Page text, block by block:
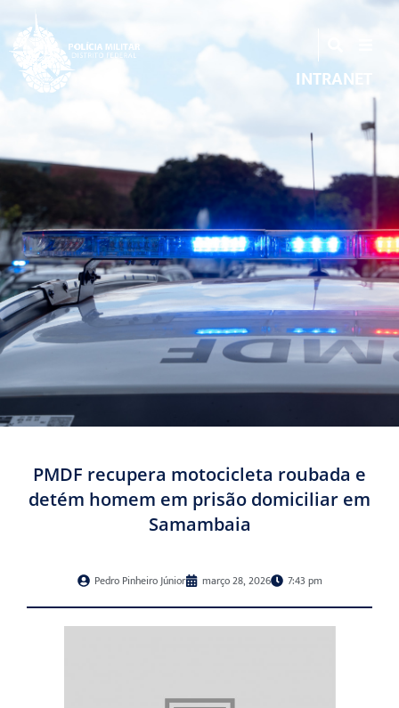
INTRANET
PMDF recupera motocicleta roubada e
detém homem em prisão domiciliar em
Samambaia
Pedro Pinheiro Júnior março 28, 2026 7:43 pm